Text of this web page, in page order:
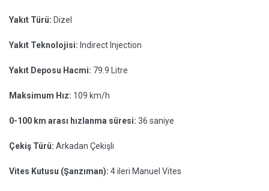
Yakıt Türü: Dizel
Yakıt Teknolojisi: Indirect Injection
Yakıt Deposu Hacmi: 79.9 Litre
Maksimum Hız: 109 km/h
0-100 km arası hızlanma süresi: 36 saniye
Çekiş Türü: Arkadan Çekişli
Vites Kutusu (Şanzıman): 4 ileri Manuel Vites